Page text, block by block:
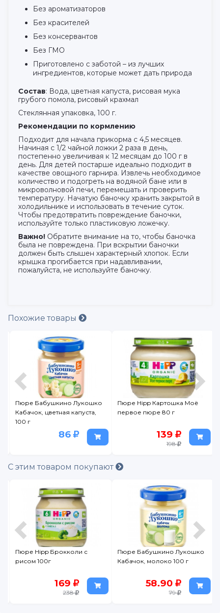
Без ароматизаторов
Без красителей
Без консервантов
Без ГМО
Приготовлено с заботой – из лучших
ингредиентов, которые может дать природа
Состав: Вода, цветная капуста, рисовая мука
грубого помола, рисовый крахмал
Стеклянная упаковка, 100 г.
Рекомендации по кормлению
Подходит для начала прикорма с 4,5 месяцев.
Начиная с 1/2 чайной ложки 2 раза в день,
постепенно увеличивая к 12 месяцам до 100 г в
день. Для детей постарше идеально подходит в
качестве овощного гарнира. Извлечь необходимое
количество и подогреть на водяной бане или в
микроволновой печи, перемешать и проверить
температуру. Начатую баночку хранить закрытой в
холодильнике и использовать в течение суток.
Чтобы предотвратить повреждение баночки,
используйте только пластиковую ложечку.
Важно! Обратите внимание на то, чтобы баночка
была не повреждена. При вскрытии баночки
должен быть слышен характерный хлопок. Если
крышка прогибается при надавливании,
пожалуйста, не используйте баночку.
Похожие товары
Пюре Бабушкино Лукошко
Кабачок, цветная капуста,
100 г
86
Пюре Hipp Картошка Моё
первое пюре 80 г
139
198
С этим товаром покупают
Пюре Hipp Брокколи с
рисом 100г
169
238
Пюре Бабушкино Лукошко
Кабачок, молоко 100 г
58.90
79